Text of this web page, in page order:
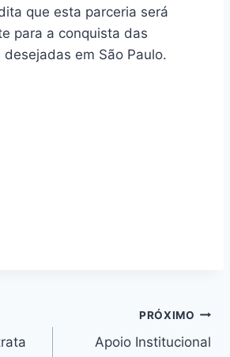
que esta parceria será
para a conquista das
em São Paulo.
PRÓXIMO
Apoio Institucional